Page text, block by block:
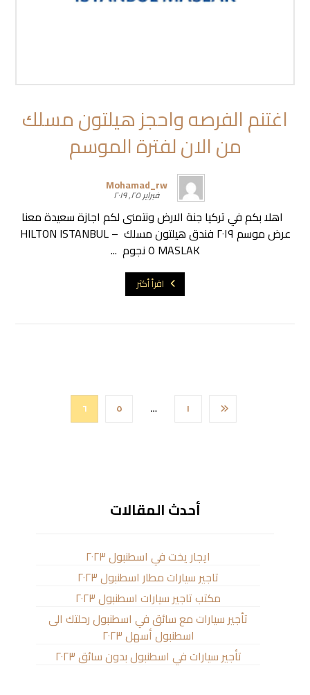
اغتنم الفرصه واحجز هيلتون مسلك
من الان لفترة الموسم
Mohamad_rw
فبراير ٢٥, ٢٠١٩
اهلا بكم في تركيا جنة الارض ونتمنى لكم اجازة سعيدة معنا
عرض موسم ٢٠١٩ فندق هيلتون مسلك – HILTON ISTANBUL
MASLAK ٥ نجوم ...
اقرأ أكثر
١ … ٥ ٦
أحدث المقالات
ايجار يخت في اسطنبول ٢٠٢٣
تاجير سيارات مطار اسطنبول ٢٠٢٣
مكتب تاجير سيارات اسطنبول ٢٠٢٣
تأجير سيارات مع سائق في اسطنبول رحلتك الى
اسطنبول أسهل ٢٠٢٣
تأجير سيارات في اسطنبول بدون سائق ٢٠٢٣